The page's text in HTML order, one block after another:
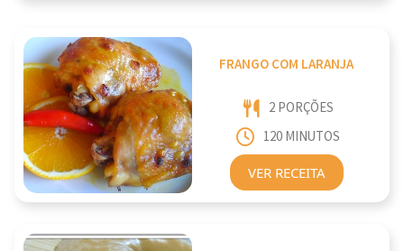
FRANGO COM LARANJA
2 PORÇÕES
120 MINUTOS
VER RECEITA